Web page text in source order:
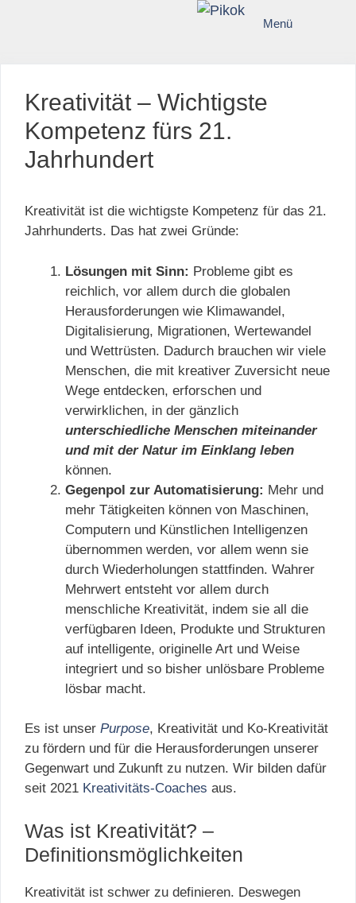
Menü
Kreativität – Wichtigste
Kompetenz fürs 21.
Jahrhundert
Kreativität ist die wichtigste Kompetenz für das 21.
Jahrhunderts. Das hat zwei Gründe:
Lösungen mit Sinn: Probleme gibt es
reichlich, vor allem durch die globalen
Herausforderungen wie Klimawandel,
Digitalisierung, Migrationen, Wertewandel
und Wettrüsten. Dadurch brauchen wir viele
Menschen, die mit kreativer Zuversicht neue
Wege entdecken, erforschen und
verwirklichen, in der gänzlich
unterschiedliche Menschen miteinander
und mit der Natur im Einklang leben
können.
Gegenpol zur Automatisierung: Mehr und
mehr Tätigkeiten können von Maschinen,
Computern und Künstlichen Intelligenzen
übernommen werden, vor allem wenn sie
durch Wiederholungen stattfinden. Wahrer
Mehrwert entsteht vor allem durch
menschliche Kreativität, indem sie all die
verfügbaren Ideen, Produkte und Strukturen
auf intelligente, originelle Art und Weise
integriert und so bisher unlösbare Probleme
lösbar macht.
Es ist unser Purpose, Kreativität und Ko-Kreativität
zu fördern und für die Herausforderungen unserer
Gegenwart und Zukunft zu nutzen. Wir bilden dafür
seit 2021 Kreativitäts-Coaches aus.
Was ist Kreativität? –
Definitionsmöglichkeiten
Kreativität ist schwer zu definieren. Deswegen